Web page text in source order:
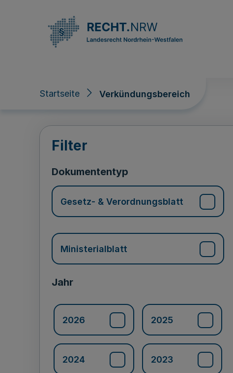
Startseite Verkündungsbereich
Verkündungsbereich
Filter
Dokumententyp
Gesetz- & Verordnungsblatt
Ministerialblatt
Jahr
2026 2025
2024 2023